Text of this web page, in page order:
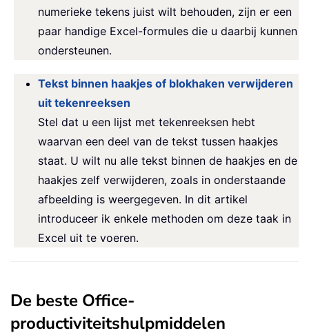
numerieke tekens juist wilt behouden, zijn er een
paar handige Excel-formules die u daarbij kunnen
ondersteunen.
Tekst binnen haakjes of blokhaken verwijderen
uit tekenreeksen
Stel dat u een lijst met tekenreeksen hebt
waarvan een deel van de tekst tussen haakjes
staat. U wilt nu alle tekst binnen de haakjes en de
haakjes zelf verwijderen, zoals in onderstaande
afbeelding is weergegeven. In dit artikel
introduceer ik enkele methoden om deze taak in
Excel uit te voeren.
De beste Office-
productiviteitshulpmiddelen